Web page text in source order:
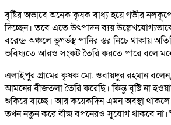
বৃষ্টির অভাবে অনেক কৃষক বাধ্য হয়ে গভীর
দিচ্ছেন। তবে এতে উৎপাদন ব্যয়
বরেন্দ্র অঞ্চলে ভূগর্ভস্থ পানির স্তর নিচে থাকায়
ভবিষ্যতে আরও সংকট তৈরি করতে পারে বলে মনে
এলাইপুর গ্রামের কৃষক মো. ওবায়দুর রহমান
আমনের বীজতলা তৈরি করেছি। কিন্তু বৃষ্টি না
শুকিয়ে যাচ্ছে। আর কয়েকদিন এমন অবস্থা থাকলে
তখন নতুন করে বীজ বপনেরও সুযোগ থাকবে না।”